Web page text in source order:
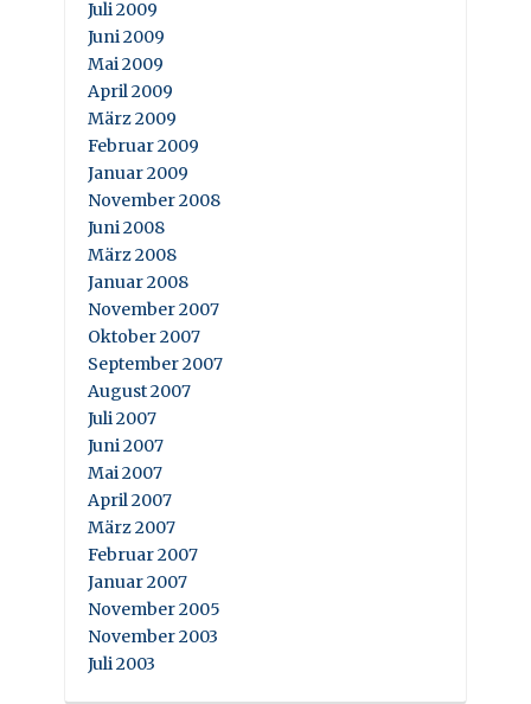
Juli 2009
Juni 2009
Mai 2009
April 2009
März 2009
Februar 2009
Januar 2009
November 2008
Juni 2008
März 2008
Januar 2008
November 2007
Oktober 2007
September 2007
August 2007
Juli 2007
Juni 2007
Mai 2007
April 2007
März 2007
Februar 2007
Januar 2007
November 2005
November 2003
Juli 2003